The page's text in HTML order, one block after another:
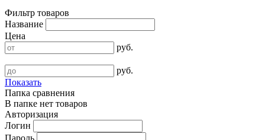
Фильтр товаров
Название
Цена
руб.
руб.
Показать
Папка сравнения
В папке нет товаров
Авторизация
Логин
Пароль